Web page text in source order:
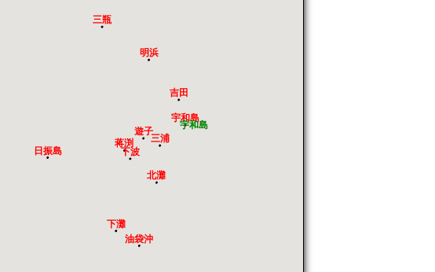
宇和島
油袋沖
下灘
北灘
日振島 下波
蒋渕 三浦
遊子
宇和島
吉田
明浜
三瓶